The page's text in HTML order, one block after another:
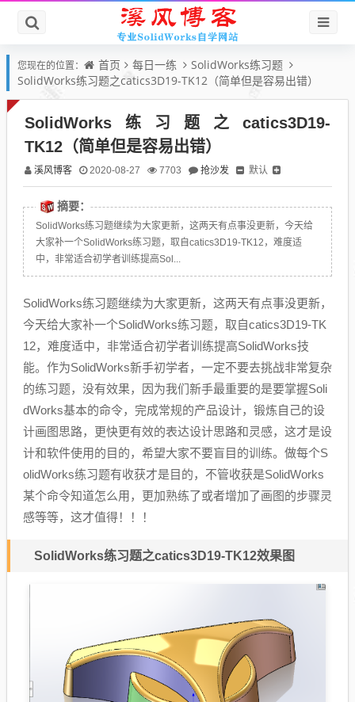
您现在的位置： 首页 每日一练
SolidWorks练习题
SolidWorks练习题之catics3D19-TK12（简单但是容易出错）
SolidWorks练习题之catics3D19-
TK12（简单但是容易出错）
溪风博客 2020-08-27 7703 抢沙发 默认
摘要：
SolidWorks练习题继续为大家更新，这两天有点事没更新，今天给
大家补一个SolidWorks练习题，取自catics3D19-TK12，难度适
中，非常适合初学者训练提高Sol...
SolidWorks练习题继续为大家更新，这两天有点事没更新，
今天给大家补一个SolidWorks练习题，取自catics3D19-TK
12，难度适中，非常适合初学者训练提高SolidWorks技
能。作为SolidWorks新手初学者，一定不要去挑战非常复杂
的练习题，没有效果，因为我们新手最重要的是要掌握Soli
dWorks基本的命令，完成常规的产品设计，锻炼自己的设
计画图思路，更快更有效的表达设计思路和灵感，这才是设
计和软件使用的目的，希望大家不要盲目的训练。做每个S
olidWorks练习题有收获才是目的，不管收获是SolidWorks
某个命令知道怎么用，更加熟练了或者增加了画图的步骤灵
感等等，这才值得！！！
SolidWorks练习题之catics3D19-TK12效果图